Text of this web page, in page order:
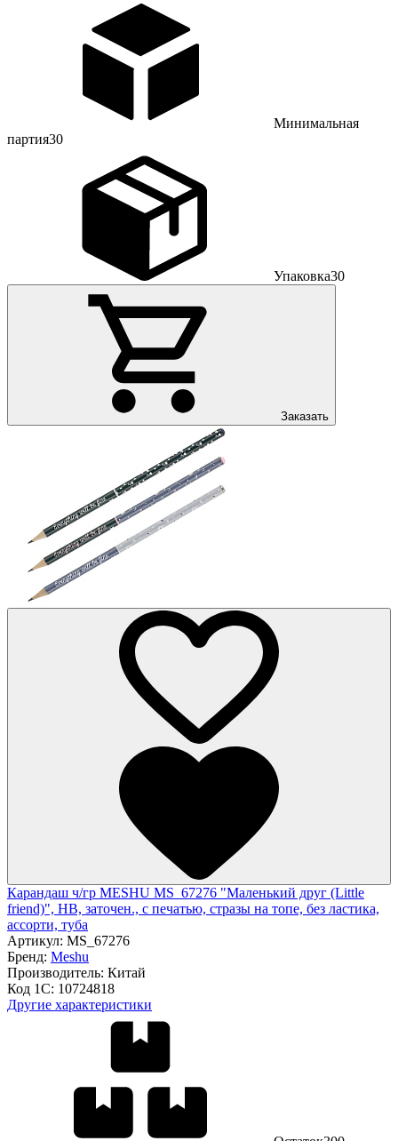
Минимальная
партия30
Упаковка30
Заказать
Карандаш ч/гр MESHU MS_67276 "Маленький друг (Little
friend)", HB, заточен., с печатью, стразы на топе, без ластика,
ассорти, туба
Артикул: MS_67276
Бренд: Meshu
Производитель: Китай
Код 1С: 10724818
Другие характеристики